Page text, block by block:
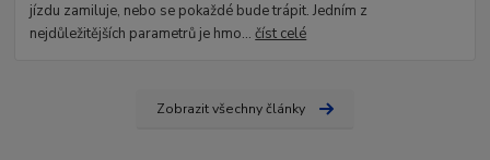
jízdu zamiluje, nebo se pokaždé bude trápit. Jedním z
nejdůležitějších parametrů je hmo...číst celé
Zobrazit všechny články